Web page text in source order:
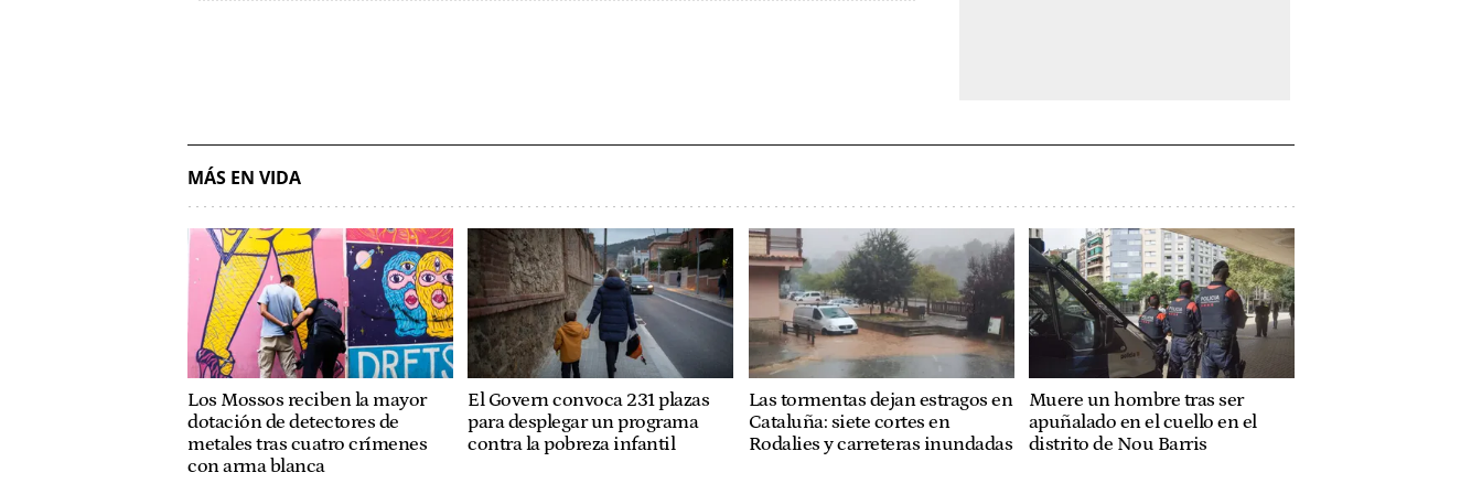
MÁS EN VIDA
Los Mossos reciben la mayor
dotación de detectores de
metales tras cuatro crímenes
con arma blanca
El Govern convoca 231 plazas
para desplegar un programa
contra la pobreza infantil
Las tormentas dejan estragos en
Cataluña: siete cortes en
Rodalies y carreteras inundadas
Muere un hombre tras ser
apuñalado en el cuello en el
distrito de Nou Barris